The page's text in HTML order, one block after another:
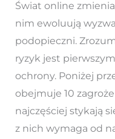
Świat online
nim ewoluują
podopieczni.
ryzyk jest
ochrony. Poniżej
obejmuje 10
najczęściej stykają
z nich wymaga od